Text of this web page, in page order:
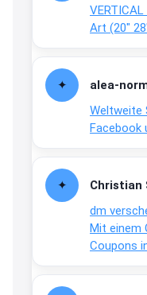
Art (20″
alea-
Weltweite
Facebook
Christian
dm
Mit einem
Coupons
An
/ max.
↩
2:19
↩
Joachim